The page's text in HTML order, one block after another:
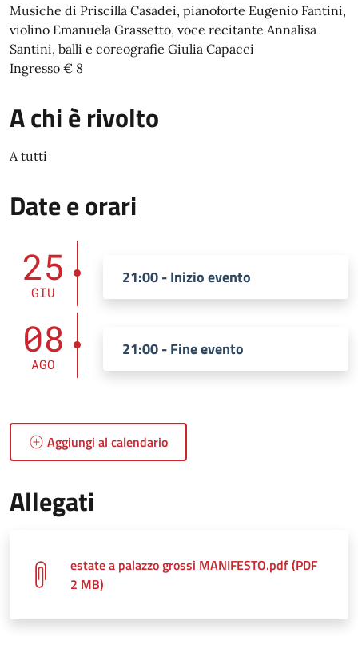
Musiche di Priscilla Casadei, pianoforte Eugenio Fantini,
violino Emanuela Grassetto, voce recitante Annalisa
Santini, balli e coreografie Giulia Capacci
Ingresso € 8
A chi è rivolto
A tutti
Date e orari
25
GIU
21:00 - Inizio evento
08
AGO
21:00 - Fine evento
Aggiungi al calendario
Allegati
estate a palazzo grossi MANIFESTO.pdf (PDF
2 MB)